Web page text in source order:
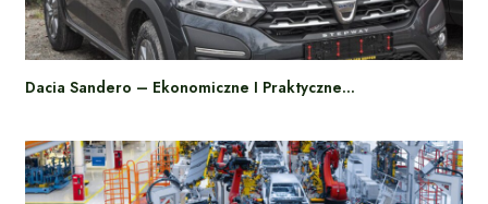
Dacia Sandero – Ekonomiczne I Praktyczne…